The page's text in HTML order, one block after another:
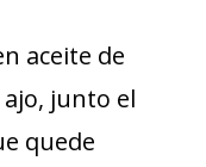
aceite de
junto el
quede